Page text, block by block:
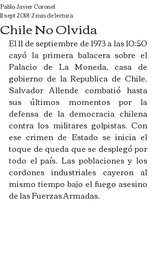
Chile No Olvida
Pablo Javier Coronel
11 sept 20182 min de lectura
El 11 de septiembre de 1973 a las 10:50
cayó la primera balacera sobre el
Palacio de La Moneda, casa de
gobierno de la Republica de Chile.
Salvador Allende combatió hasta
sus últimos momentos por la
defensa de la democracia chilena
contra los militares golpistas. Con
ese crimen de Estado se inicia el
toque de queda que se desplegó por
todo el país. Las poblaciones y los
cordones industriales cayeron al
mismo tiempo bajo el fuego asesino
de las Fuerzas Armadas.